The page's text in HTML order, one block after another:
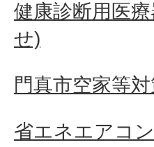
健康診断用医
せ)
門真市空家等
省エネエアコ